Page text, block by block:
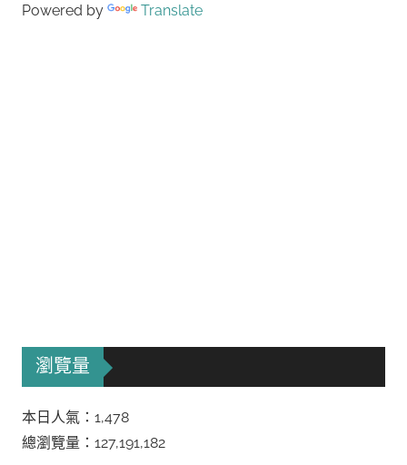
Powered by Translate
瀏覽量
本日人氣：1,478
總瀏覽量：127,191,182